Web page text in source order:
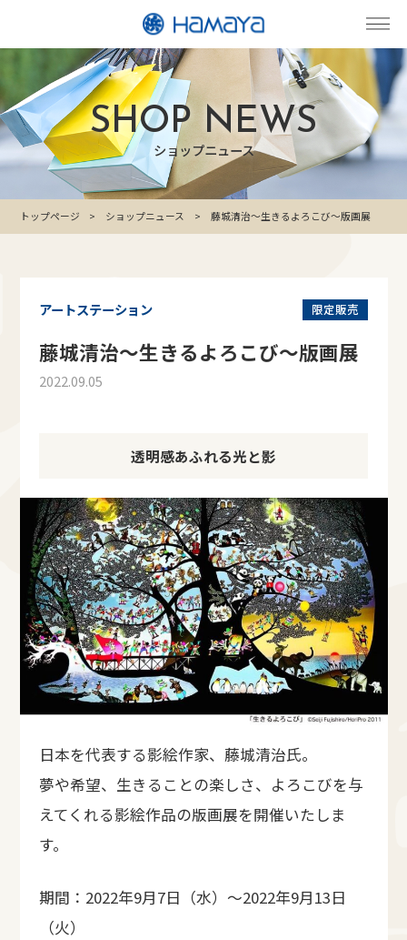
SHOP NEWS
ショップニュース
トップページ ショップニュース 藤城清治～生きるよろこび～版画展
限定販売
アートステーション
藤城清治～生きるよろこび～版画展
2022.09.05
透明感あふれる光と影
日本を代表する影絵作家、藤城清治氏。
夢や希望、生きることの楽しさ、よろこびを与
えてくれる影絵作品の版画展を開催いたしま
す。
期間：2022年9月7日（水）～2022年9月13日
（火）